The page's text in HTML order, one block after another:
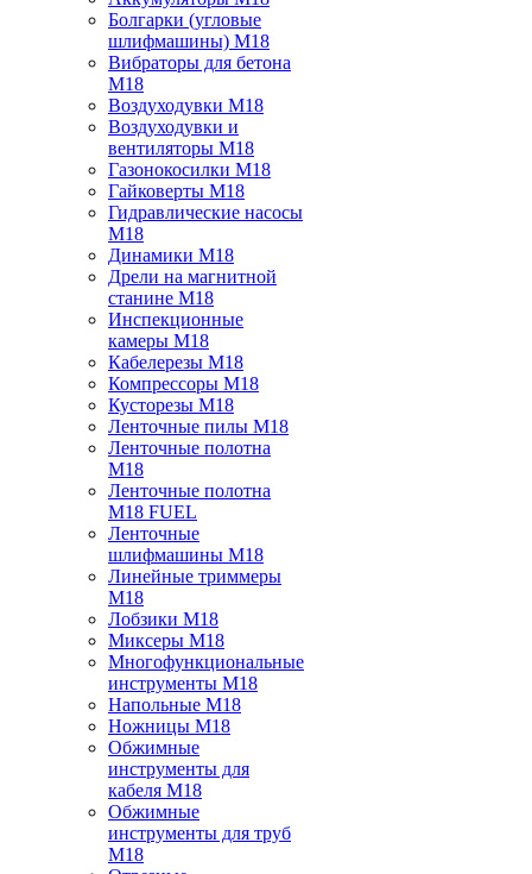
Болгарки (угловые
шлифмашины) M18
Вибраторы для бетона
M18
Воздуходувки M18
Воздуходувки и
вентиляторы M18
Газонокосилки M18
Гайковерты M18
Гидравлические насосы
M18
Динамики M18
Дрели на магнитной
станине M18
Инспекционные
камеры M18
Кабелерезы M18
Компрессоры M18
Кусторезы M18
Ленточные пилы M18
Ленточные полотна
M18
Ленточные полотна
M18 FUEL
Ленточные
шлифмашины M18
Линейные триммеры
M18
Лобзики M18
Миксеры M18
Многофункциональные
инструменты M18
Напольные M18
Ножницы M18
Обжимные
инструменты для
кабеля M18
Обжимные
инструменты для труб
M18